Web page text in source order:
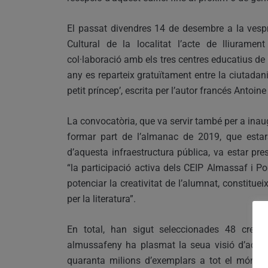
El passat divendres 14 de desembre a la
Cultural de la localitat l’acte de
col·laboració amb els tres centres educatius
any es reparteix gratuïtament entre la
petit príncep’, escrita per l’autor francés
La convocatòria, que va servir també per a
formar part de l’almanac de 2019, que
d’aquesta infraestructura pública, va estar
“la participació activa dels CEIP Almassaf i
potenciar la creativitat de l’alumnat,
per la literatura”.
En total, han sigut seleccionades 48
almussafeny ha plasmat la seua visió
quaranta milions d’exemplars a tot el món